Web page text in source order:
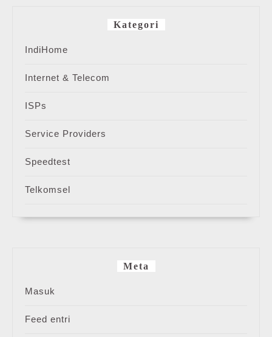
Kategori
IndiHome
Internet & Telecom
ISPs
Service Providers
Speedtest
Telkomsel
Meta
Masuk
Feed entri